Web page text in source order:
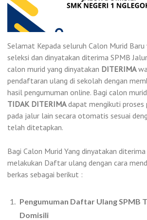
Selamat Kepada seluruh Calon Murid
seleksi dan dinyatakan diterima SPMB Jalur
calon murid yang dinyatakan DITERIMA
pendaftaran ulang di sekolah dengan
hasil pengumuman online. Bagi calon
TIDAK DITERIMAdapat mengikuti proses
pada jalur lain secara otomatis sesuai
telah ditetapkan.
Bagi Calon Murid Yang dinyatakan
melakukan Daftar ulang dengan cara
berkas sebagai berikut :
Pengumuman Daftar Ulang SPMB
Domisili